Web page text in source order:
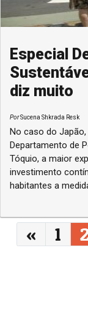
Especial
diz muito
PorSucena Shkrada Resk
No caso do
Departamento de
Tóquio, a maior
investimento
habitantes a
Navegação
« 1